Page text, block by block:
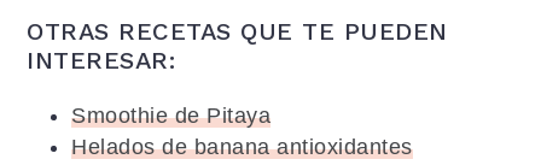
OTRAS RECETAS QUE TE PUEDEN
INTERESAR:
Smoothie de Pitaya
Helados de banana antioxidantes